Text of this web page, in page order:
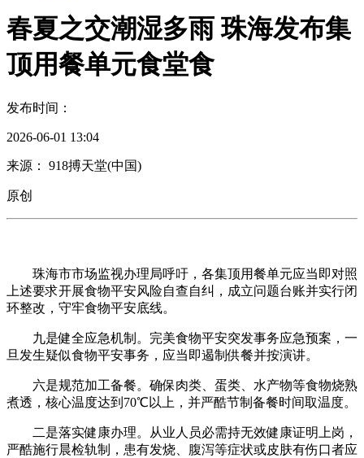
春夏之交潮湿多雨 珠海发布集
顶用餐单元食堂食
发布时间：
2026-06-01 13:04
来源： 918搏天堂(中国)
原创
珠海市市场监视办理局呼吁，各集顶用餐单元应当即对照
上述要求开展食物平安风险自查自纠，成立问题台账并实行闭
环整改，守牢食物平安底线。
九是健全应急机制。完美食物平安突发事务应急预案，一
旦发生疑似食物平安事务，应当即遏制供餐并按演讲。
六是规范加工备餐。确保肉类、蛋类、水产物等食物烧熟
煮透，核心温度达到70℃以上，并严酷节制备餐时间取温度。
二是落实健康办理。从业人员必需持无效健康证明上岗，
严酷施行晨检轨制，患有发烧、腹泻等症状或皮肤有伤口者应